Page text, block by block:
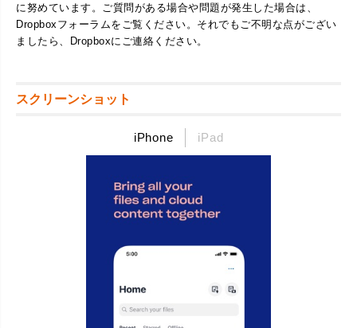
に努めています。ご質問がある場合や問題が発生した場合は、
Dropboxフォーラムをご覧ください。それでもご不明な点がござい
ましたら、Dropboxにご連絡ください。
スクリーンショット
iPhone iPad